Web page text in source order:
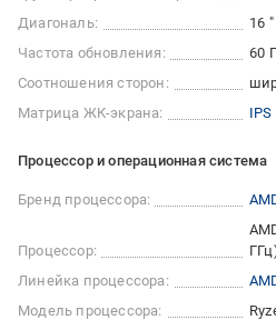
Диагональ:
16 "
Частота обновления:
60
Соотношения сторон:
Матрица ЖК-экрана:
IPS
Процессор и операционная система
Бренд процессора:
Процессор:
Линейка процессора:
Модель процессора: